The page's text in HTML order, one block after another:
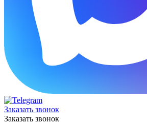
Заказать звонок
Заказать звонок